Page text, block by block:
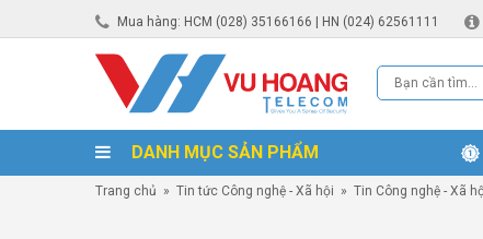
Mua hàng: HCM (028) 35166166 | HN (024) 62561111
DANH MỤC SẢN PHẨM
Trang chủ » Tin tức Công nghệ - Xã hội » Tin Công nghệ - Xã